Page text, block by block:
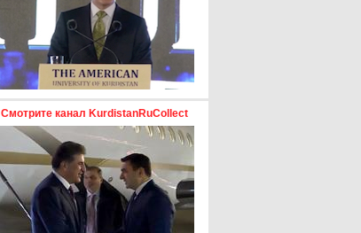
Смотрите канал KurdistanRuCollect